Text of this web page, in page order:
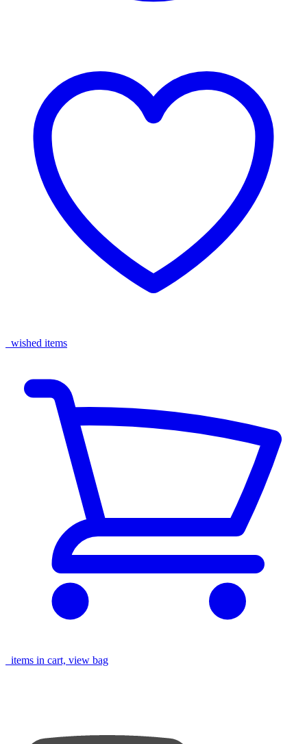
wished items
items in cart, view bag